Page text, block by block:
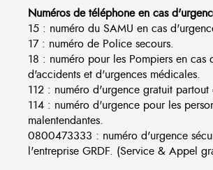
Numéros de téléphone en cas
15 : numéro du SAMU en cas
17 : numéro de Police secours.
18 : numéro pour les Pompiers en cas
d'accidents et d'urgences médicales.
112 : numéro d'urgence gratuit partout
114 : numéro d'urgence pour les
malentendantes.
0800473333 : numéro d'urgence
l'entreprise GRDF. (Service & Appel